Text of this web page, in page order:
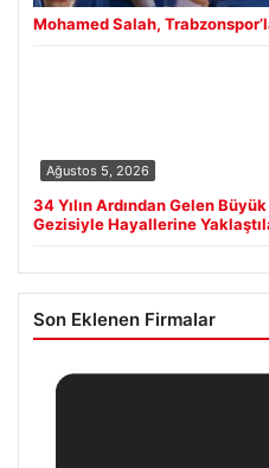
Mohamed Salah,
Ağustos 5, 2026
34 Yılın Ardından Gelen
Gezisiyle Hayallerine
Son Eklenen Firmalar